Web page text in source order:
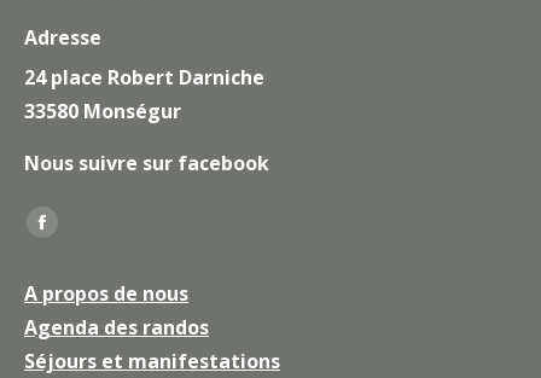
Adresse
24 place Robert Darniche
33580 Monségur
Nous suivre sur facebook
Trouvez nous sur :
La
Facebook
s'ouvre
dans
A propos de nous
Agenda des randos
Séjours et manifestations